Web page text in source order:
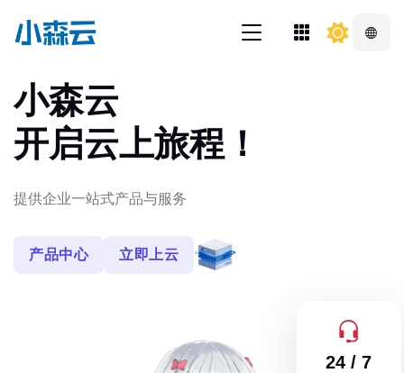
小森云
开启云上旅程！
提供企业一站式产品与服务
产品中心 立即上云
24 / 7